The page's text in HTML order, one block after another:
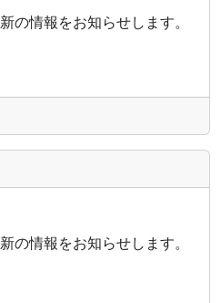
の情報をお知らせします。
の情報をお知らせします。